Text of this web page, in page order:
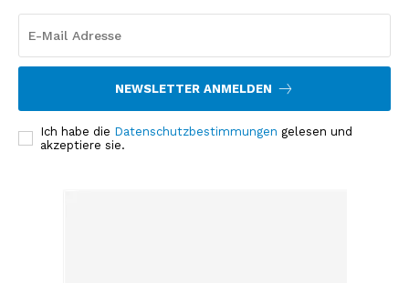
NEWSLETTER ANMELDEN
Ich habe die Datenschutzbestimmungen gelesen und
akzeptiere sie.